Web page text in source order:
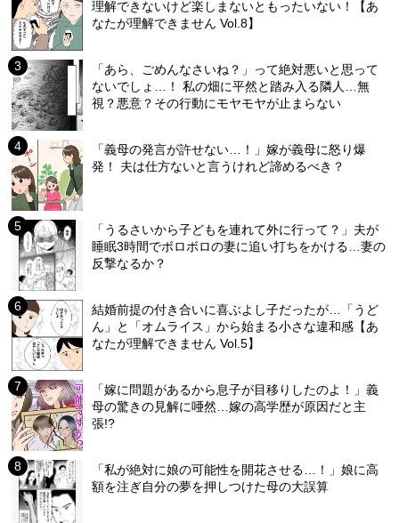
理解できないけど楽しまないともったいない！【あ
なたが理解できません Vol.8】
「あら、ごめんなさいね？」って絶対悪いと思って
ないでしょ…！ 私の畑に平然と踏み入る隣人…無
視？悪意？その行動にモヤモヤが止まらない
「義母の発言が許せない…！」嫁が義母に怒り爆
発！ 夫は仕方ないと言うけれど諦めるべき？
「うるさいから子どもを連れて外に行って？」夫が
睡眠3時間でボロボロの妻に追い打ちをかける…妻の
反撃なるか？
結婚前提の付き合いに喜ぶよし子だったが…「うど
ん」と「オムライス」から始まる小さな違和感【あ
なたが理解できません Vol.5】
「嫁に問題があるから息子が目移りしたのよ！」義
母の驚きの見解に唖然…嫁の高学歴が原因だと主
張!?
「私が絶対に娘の可能性を開花させる…！」娘に高
額を注ぎ自分の夢を押しつけた母の大誤算